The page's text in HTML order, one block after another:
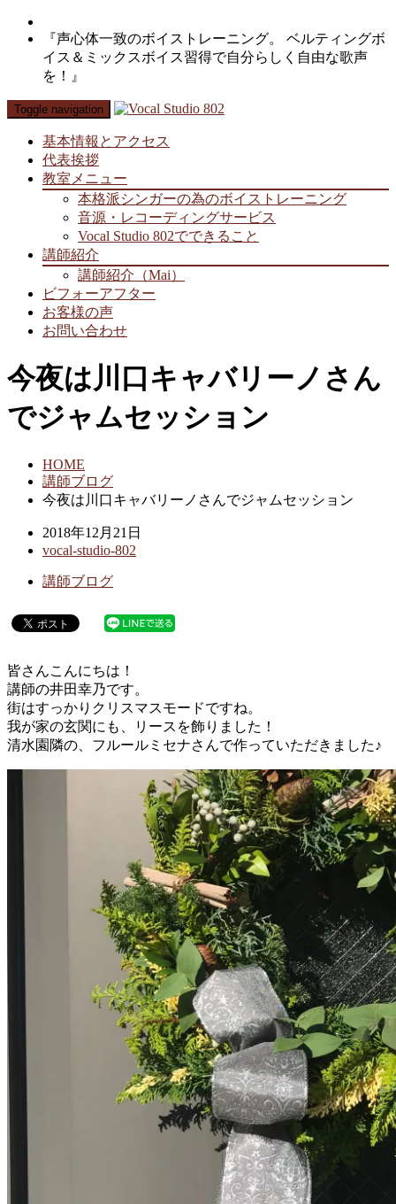
『声心体一致のボイストレーニング。 ベルティングボ
イス＆ミックスボイス習得で自分らしく自由な歌声
を！』
Toggle navigation
基本情報とアクセス
代表挨拶
教室メニュー
本格派シンガーの為のボイストレーニング
音源・レコーディングサービス
Vocal Studio 802でできること
講師紹介
講師紹介（Mai）
ビフォーアフター
お客様の声
お問い合わせ
今夜は川口キャバリーノさん
でジャムセッション
HOME
講師ブログ
今夜は川口キャバリーノさんでジャムセッション
2018年12月21日
vocal-studio-802
講師ブログ
皆さんこんにちは！
講師の井田幸乃です。
街はすっかりクリスマスモードですね。
我が家の玄関にも、リースを飾りました！
清水園隣の、フルールミセナさんで作っていただきました♪